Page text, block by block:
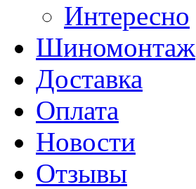
Интересно
Шиномонтаж
Доставка
Оплата
Новости
Отзывы